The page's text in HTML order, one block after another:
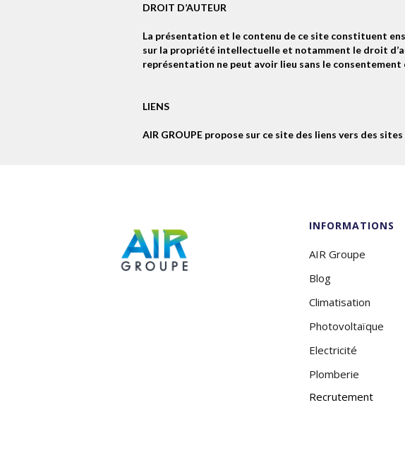
DROIT D’AUTEUR
La présentation et le contenu de ce site constituent
sur la propriété intellectuelle et notamment le droit
représentation ne peut avoir lieu sans le consentement
LIENS
AIR GROUPE propose sur ce site des liens vers des
INFORMATIONS
AIR Groupe
Blog
Climatisation
Photovoltaïque
Electricité
Plomberie
Recrutement